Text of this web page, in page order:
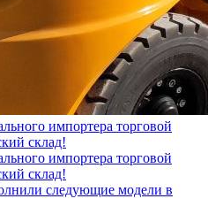
импортера торговой
склад!
импортера торговой
склад!
следующие модели в